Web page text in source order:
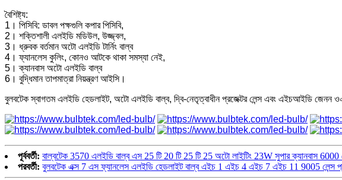
বৈশিষ্ট্য:
1। পিসিবি: ডাবল পক্ষগুলি কপার পিসিবি,
2। শক্তিশালী এলইডি মডিউল, উজ্জ্বল,
3। ধ্রুবক বর্তমান অটো এলইডি টার্নিং বাল্ব
4। ফ্যানলেস কুলিং, কোনও আটকে থাকা সমস্যা নেই,
5। ক্যানবাস অটো এলইডি বাল্ব
6। বুদ্ধিমান তাপমাত্রা নিয়ন্ত্রণ আইসি।
বুলবটেক স্বাগতম এলইডি হেডলাইট, অটো এলইডি বাল্ব, দ্বি-নেতৃত্বাধীন প্রজেক্টর লেন্স এবং এইচআইডি জেনন
পূর্ববর্তী: বাল্বটেক 3570 এলইডি বাল্ব এস 25 টি 20 টি 25 টি 25 অটো লাইটিং 23W সুপার ক্যানবাস
পরবর্তী: বুলবটেক এক্স 7 এস ফ্যানলেস এলইডি হেডলাইট বাল্ব এইচ 1 এইচ 4 এইচ 7 এইচ 11 9005 লেন্স